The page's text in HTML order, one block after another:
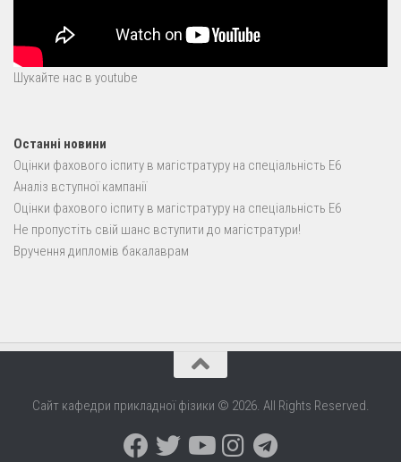
Шукайте нас в youtube
Останні новини
Оцінки фахового іспиту в магістратуру на спеціальність E6
Аналіз вступної кампанії
Оцінки фахового іспиту в магістратуру на спеціальність E6
Не пропустіть свій шанс вступити до магістратури!
Вручення дипломів бакалаврам
Сайт кафедри прикладної фізики © 2026. All Rights Reserved.